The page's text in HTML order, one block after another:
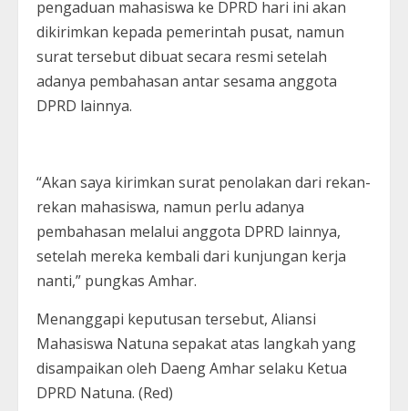
pengaduan mahasiswa ke DPRD hari ini akan
dikirimkan kepada pemerintah pusat, namun
surat tersebut dibuat secara resmi setelah
adanya pembahasan antar sesama anggota
DPRD lainnya.
“Akan saya kirimkan surat penolakan dari rekan-
rekan mahasiswa, namun perlu adanya
pembahasan melalui anggota DPRD lainnya,
setelah mereka kembali dari kunjungan kerja
nanti,” pungkas Amhar.
Menanggapi keputusan tersebut, Aliansi
Mahasiswa Natuna sepakat atas langkah yang
disampaikan oleh Daeng Amhar selaku Ketua
DPRD Natuna. (Red)